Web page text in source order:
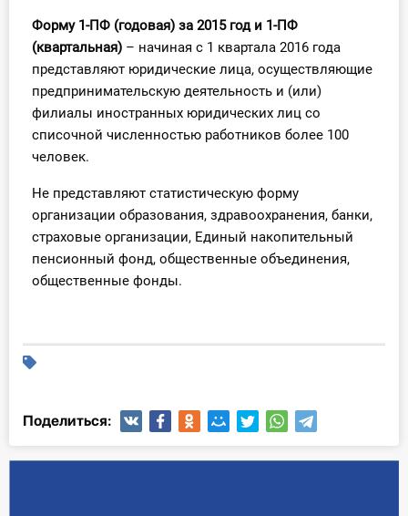
Форму 1-ПФ (годовая) за 2015 год и 1-ПФ
(квартальная) – начиная с 1 квартала 2016 года
представляют юридические лица, осуществляющие
предпринимательскую деятельность и (или)
филиалы иностранных юридических лиц со
списочной численностью работников более 100
человек.
Не представляют статистическую форму
организации образования, здравоохранения, банки,
страховые организации, Единый накопительный
пенсионный фонд, общественные объединения,
общественные фонды.
Поделиться: